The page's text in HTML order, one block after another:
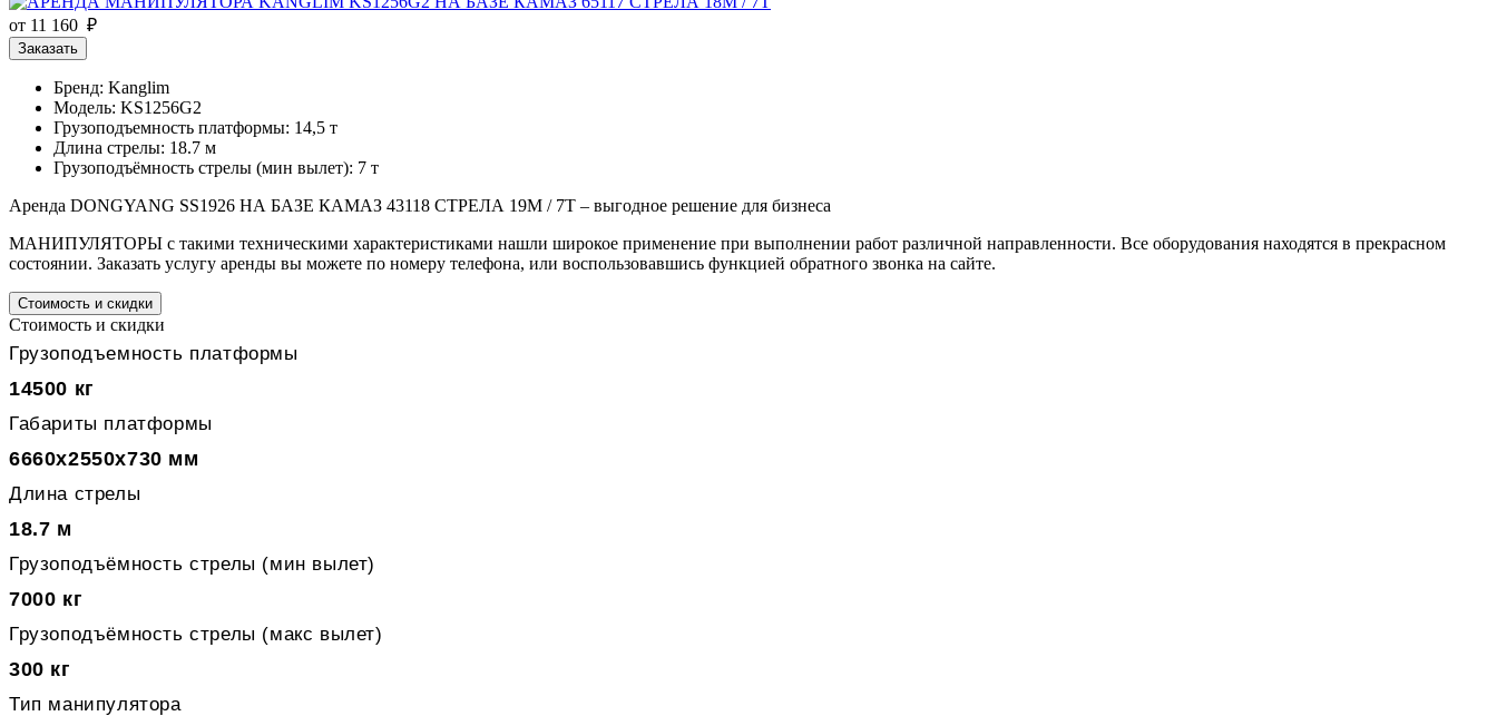
от 11 160 ₽
Заказать
Бренд: Kanglim
Модель: KS1256G2
Грузоподъемность платформы: 14,5 т
Длина стрелы: 18.7 м
Грузоподъёмность стрелы (мин вылет): 7 т
Аренда DONGYANG SS1926 НА БАЗЕ КАМАЗ 43118 СТРЕЛА 19М / 7Т – выгодное решение для бизнеса
МАНИПУЛЯТОРЫ с такими техническими характеристиками нашли широкое применение при выполнении работ различной направленности. Все оборудования находятся в прекрасном
состоянии. Заказать услугу аренды вы можете по номеру телефона, или воспользовавшись функцией обратного звонка на сайте.
Стоимость и скидки
Стоимость и скидки
Грузоподъемность платформы
14500 кг
Габариты платформы
6660x2550x730 мм
Длина стрелы
18.7 м
Грузоподъёмность стрелы (мин вылет)
7000 кг
Грузоподъёмность стрелы (макс вылет)
300 кг
Тип манипулятора